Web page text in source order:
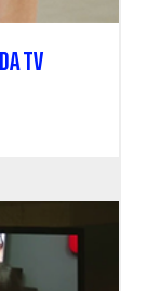
TV